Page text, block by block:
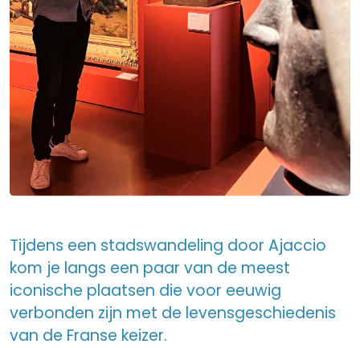
Tijdens een stadswandeling door Ajaccio
kom je langs een paar van de meest
iconische plaatsen die voor eeuwig
verbonden zijn met de levensgeschiedenis
van de Franse keizer.